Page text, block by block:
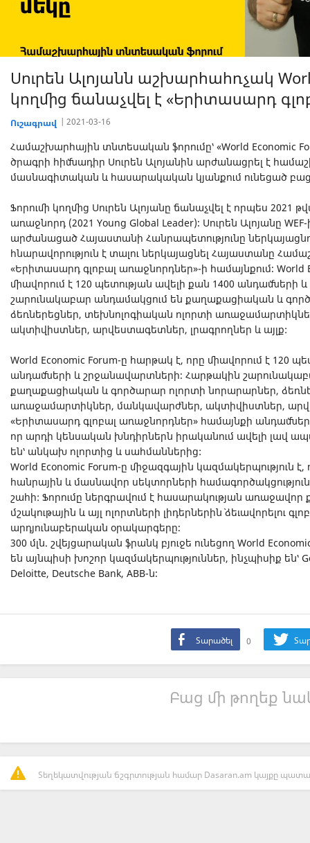
Սուրեն Ալոյանն աշխարհահռչակ
կողմից ճանաչվել է «Երիտասարդ
Ուշագրավ 2021-03-16
Համաշխարհային տնտեսական ֆորումը՝ «World Economic
ծրագրի հիմնադիր Սուրեն Ալոյանին արժանացրել է
մասնագիտական և հասարակական կյանքում ունեցած
Ֆորումի կողմից Սուրեն Ալոյանը ճանաչվել է որպես 2021
առաջնորդ (2021 Young Global Leader)։ Սուրեն Ալոյանը
արժանացած Հայաստանի Հանրապետությունը
հնարավորություն է տալու ներկայացնել Հայաստանը
«Երիտասարդ գլոբալ առաջնորդներ»-ի համայնքում։ World
միավորում է 120 պետության ավելի քան 1400
շարունակաբար անդամակցում են քաղաքացիական և
ձեռներեցներ, տեխնոլոգիական ոլորտի
ակտիվիստներ, արվեստագետներ, լրագրողներ և այլք:
World Economic Forum-ը հարթակ է, որը միավորում է 120
անդամների և շրջանավարտների։ Հարթակին
քաղաքացիական և գործարար ոլորտի նորարարներ,
առաջամարտիկներ, մանկավարժներ, ակտիվիստներ,
«Երիտասարդ գլոբալ առաջնորդներ» համայնքի
որ արդի կենսական խնդիրներն իրականում ավելի լավ
են՝ անկախ ոլորտից և սահմաններից:
World Economic Forum-ը միջազգային կազմակերպություն է,
հանրային և մասնավոր սեկտորների
շահի: Ֆորումը ներգրավում է հասարակության
մշակութային և այլ ոլորտների լիդերներին` ձեւավորելու
արդյունաբերական օրակարգերը։
300 մլն. շվեյցարական ֆրանկ բյուջե ունեցող World
են այնպիսի խոշոր կազմակերպություններ, ինչպիսիք են՝
Deloitte, Deutsche Bank, ABB-ն։
Տարածել 0
Բաց մի թողեք
Տեղեկատվության ճշգրտության համար Dasaran.am կայքը